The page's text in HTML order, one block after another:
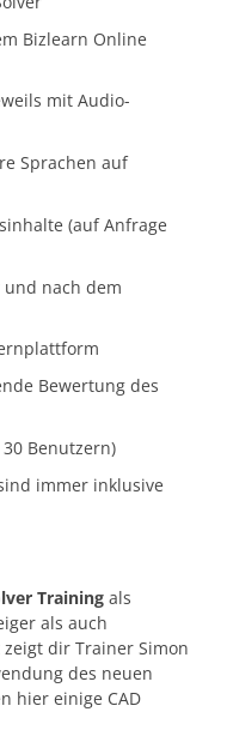
Bizlearn Online
mit Audio-
Sprachen auf
(auf Anfrage
und nach dem
Bewertung des
Benutzern)
immer inklusive
Training als
als auch
dir Trainer Simon
des neuen
hier einige CAD